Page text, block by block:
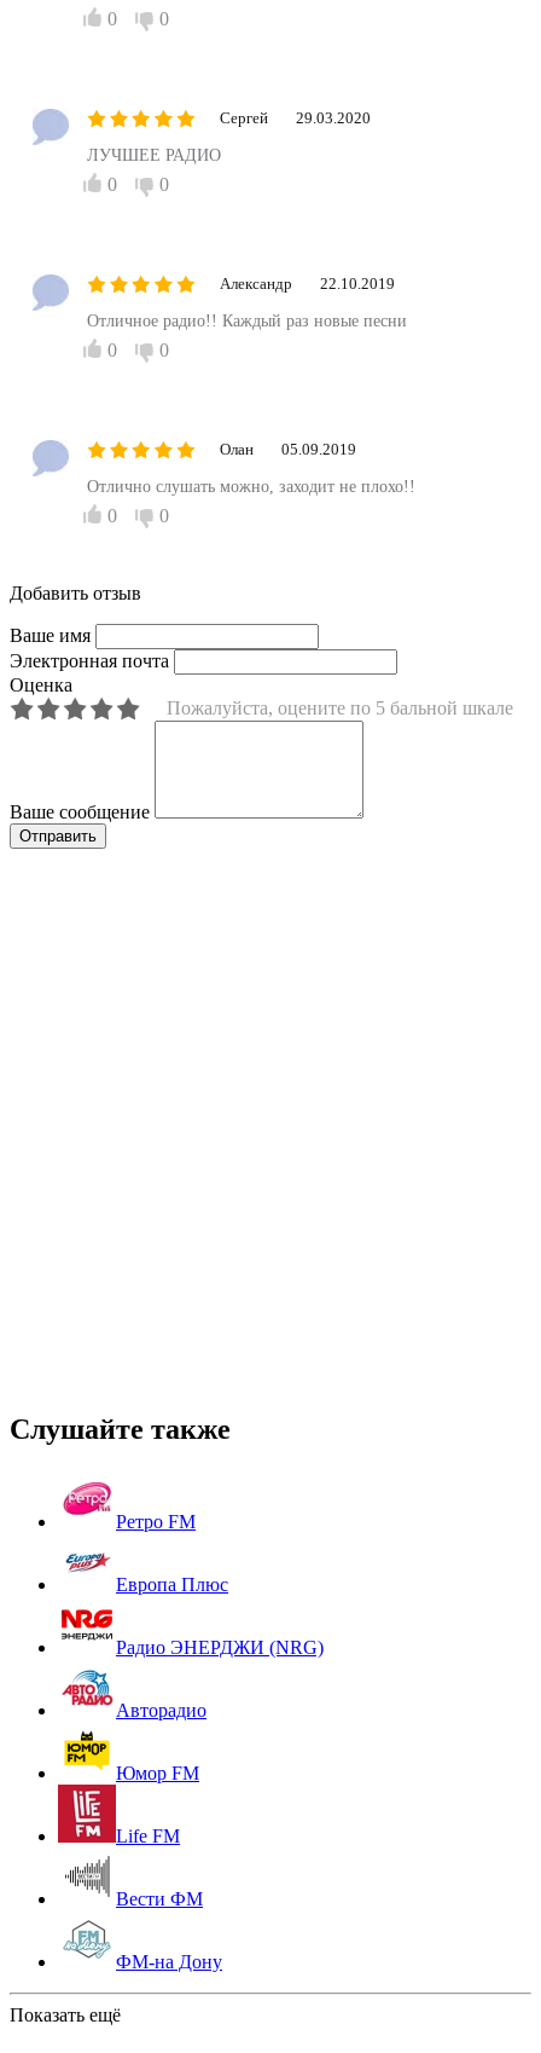
0 0
Сергей 29.03.2020
ЛУЧШЕЕ РАДИО
0 0
Александр 22.10.2019
Отличное радио!! Каждый раз новые песни
0 0
Олан 05.09.2019
Отлично слушать можно, заходит не плохо!!
0 0
Добавить отзыв
Ваше имя
Электронная почта
Оценка
Пожалуйста, оцените по 5 бальной шкале
Ваше сообщение
Слушайте также
Ретро FM
Европа Плюс
Радио ЭНЕРДЖИ (NRG)
Авторадио
Юмор FM
Life FM
Вести ФМ
ФМ-на Дону
Показать ещё